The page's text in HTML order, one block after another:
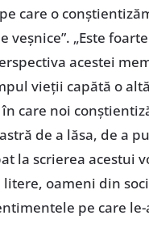
care o
veșnice”. „Este
acestei
vieții capătă o
care noi
de a lăsa, de a
la scrierea acestui
litere, oameni din
pe care